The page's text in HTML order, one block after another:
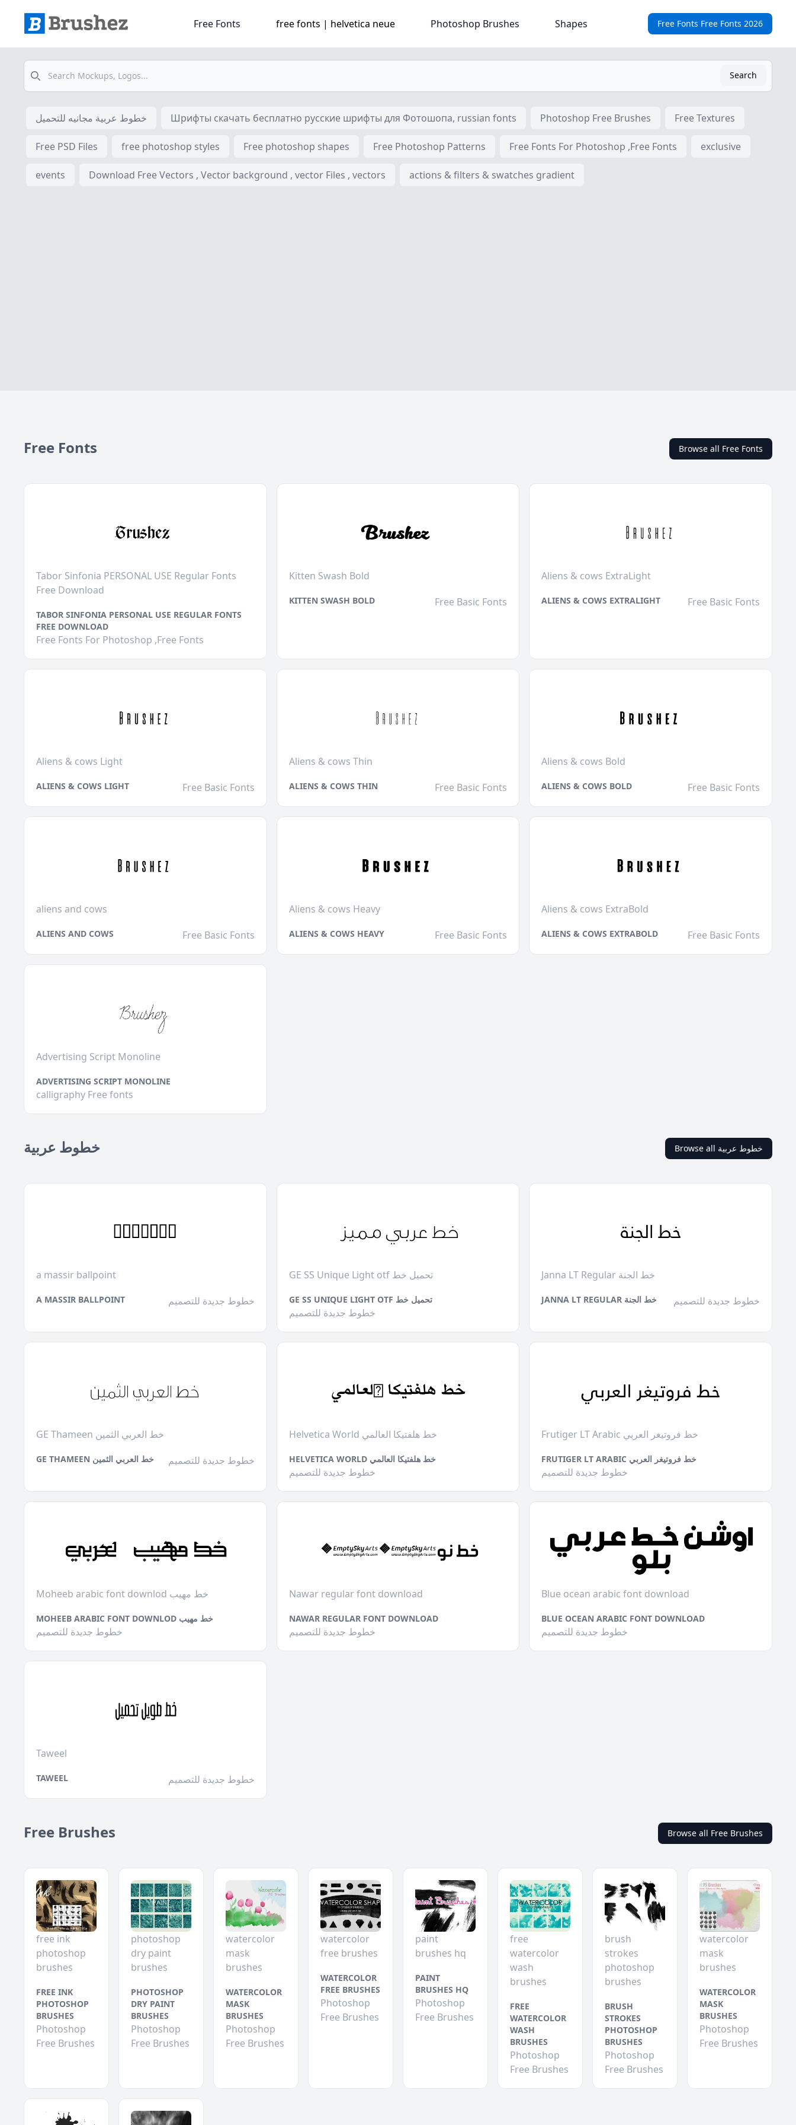
Free Fonts Free Fonts 2026
Free Fonts free fonts | helvetica neue Photoshop Brushes Shapes
Search
Search
خطوط عربية مجانيه للتحميل Шрифты скачать бесплатно русские шрифты для Фотошопа, russian fonts Photoshop Free Brushes Free Textures
Free PSD Files free photoshop styles Free photoshop shapes Free Photoshop Patterns Free Fonts For Photoshop ,Free Fonts exclusive
events Download Free Vectors , Vector background , vector Files , vectors actions & filters & swatches gradient
Free Fonts Browse all Free Fonts
Tabor Sinfonia PERSONAL USE Regular Fonts
Free Download
TABOR SINFONIA PERSONAL USE REGULAR FONTS
FREE DOWNLOAD
Free Fonts For Photoshop ,Free Fonts
Kitten Swash Bold
KITTEN SWASH BOLD Free Basic Fonts
Aliens & cows ExtraLight
ALIENS & COWS EXTRALIGHT Free Basic Fonts
Aliens & cows Light
ALIENS & COWS LIGHT Free Basic Fonts
Aliens & cows Thin
ALIENS & COWS THIN Free Basic Fonts
Aliens & cows Bold
ALIENS & COWS BOLD Free Basic Fonts
aliens and cows
ALIENS AND COWS Free Basic Fonts
Aliens & cows Heavy
ALIENS & COWS HEAVY Free Basic Fonts
Aliens & cows ExtraBold
ALIENS & COWS EXTRABOLD Free Basic Fonts
Advertising Script Monoline
ADVERTISING SCRIPT MONOLINE
calligraphy Free fonts
خطوط عربية Browse all خطوط عربية
a massir ballpoint
A MASSIR BALLPOINT خطوط جديدة للتصميم
GE SS Unique Light otf تحميل خط
GE SS UNIQUE LIGHT OTF تحميل خط
خطوط جديدة للتصميم
Janna LT Regular خط الجنة
JANNA LT REGULAR خط الجنة خطوط جديدة للتصميم
GE Thameen خط العربي الثمين
GE THAMEEN خط العربي الثمين خطوط جديدة للتصميم
Helvetica World خط هلفتيكا العالمي
HELVETICA WORLD خط هلفتيكا العالمي
خطوط جديدة للتصميم
Frutiger LT Arabic خط فروتيغر العربي
FRUTIGER LT ARABIC خط فروتيغر العربي
خطوط جديدة للتصميم
Moheeb arabic font downlod خط مهيب
MOHEEB ARABIC FONT DOWNLOD خط مهيب
خطوط جديدة للتصميم
Nawar regular font download
NAWAR REGULAR FONT DOWNLOAD
خطوط جديدة للتصميم
Blue ocean arabic font download
BLUE OCEAN ARABIC FONT DOWNLOAD
خطوط جديدة للتصميم
Taweel
TAWEEL خطوط جديدة للتصميم
Free Brushes Browse all Free Brushes
free ink
photoshop
brushes
FREE INK
PHOTOSHOP
BRUSHES
Photoshop
Free Brushes
photoshop
dry paint
brushes
PHOTOSHOP
DRY PAINT
BRUSHES
Photoshop
Free Brushes
watercolor
mask
brushes
WATERCOLOR
MASK
BRUSHES
Photoshop
Free Brushes
watercolor
free brushes
WATERCOLOR
FREE BRUSHES
Photoshop
Free Brushes
paint
brushes hq
PAINT
BRUSHES HQ
Photoshop
Free Brushes
free
watercolor
wash
brushes
FREE
WATERCOLOR
WASH
BRUSHES
Photoshop
Free Brushes
brush
strokes
photoshop
brushes
BRUSH
STROKES
PHOTOSHOP
BRUSHES
Photoshop
Free Brushes
watercolor
mask
brushes
WATERCOLOR
MASK
BRUSHES
Photoshop
Free Brushes